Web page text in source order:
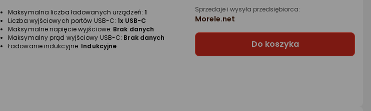
Maksymalna liczba ładowanych urządzeń: 1
Liczba wyjściowych portów USB-C: 1x USB-C
Maksymalne napięcie wyjściowe: Brak danych
Maksymalny prąd wyjściowy USB-C: Brak danych
Ładowanie indukcyjne: Indukcyjne
Sprzedaje i wysyła przedsiębiorca:
Morele.net
Do koszyka